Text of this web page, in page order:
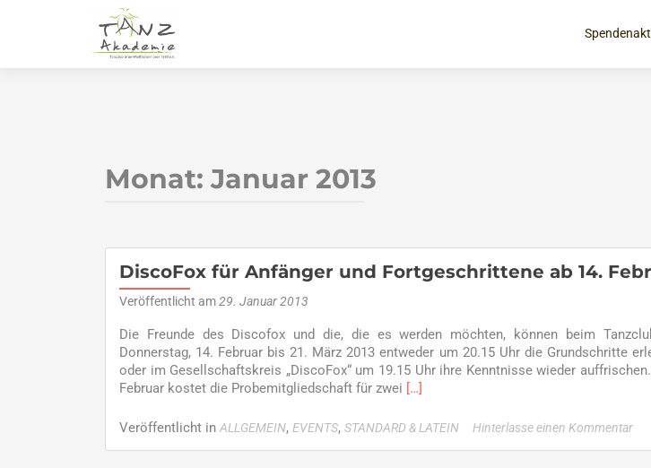
Inhalt
Monat:Januar 2013
DiscoFox für Anfänger und Fortgeschrittene ab 14.
Veröffentlicht am29. Januar 2013
Die Freunde des Discofox und die, die es werden möchten, können beim
Donnerstag, 14. Februar bis 21. März 2013 entweder um 20.15 Uhr die Grundschritte
oder im Gesellschaftskreis „DiscoFox“ um 19.15 Uhr ihre Kenntnisse wieder
Februar kostet die Probemitgliedschaft für zwei Read
about
[…]
Veröffentlicht in ALLGEMEIN, EVENTS, STANDARD & LATEIN Hinterlasse einen Kommentar